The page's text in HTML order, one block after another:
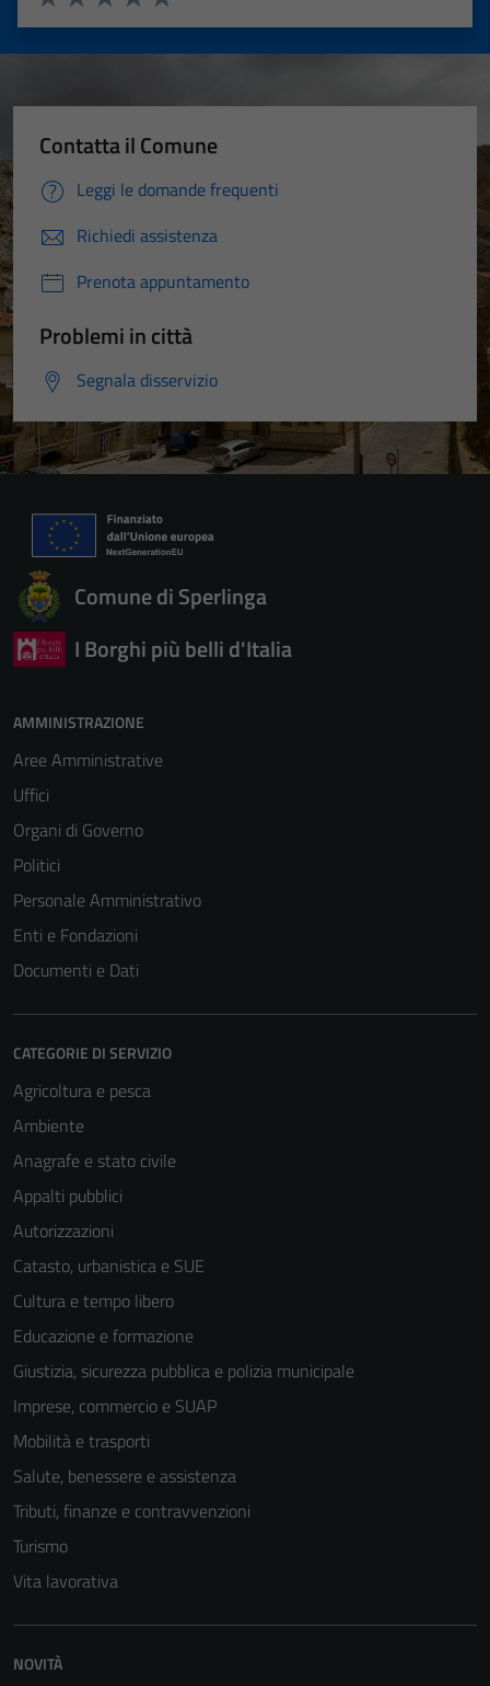
Valuta 5 stelle su 5
Valuta 4 stelle su 5
Valuta 3 stelle su 5
Valuta 2 stelle su 5
Valuta 1 stelle su 5
Contatta il Comune
Leggi le domande frequenti
Richiedi assistenza
Prenota appuntamento
Problemi in città
Segnala disservizio
Comune di Sperlinga
I Borghi più belli d'Italia
AMMINISTRAZIONE
Aree Amministrative
Uffici
Organi di Governo
Politici
Personale Amministrativo
Enti e Fondazioni
Documenti e Dati
CATEGORIE DI SERVIZIO
Agricoltura e pesca
Ambiente
Anagrafe e stato civile
Appalti pubblici
Autorizzazioni
Catasto, urbanistica e SUE
Cultura e tempo libero
Educazione e formazione
Giustizia, sicurezza pubblica e polizia municipale
Imprese, commercio e SUAP
Mobilità e trasporti
Salute, benessere e assistenza
Tributi, finanze e contravvenzioni
Turismo
Vita lavorativa
NOVITÀ